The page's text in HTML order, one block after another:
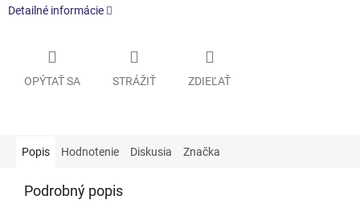
Detailné informácie
OPÝTAŤ SA STRÁŽIŤ ZDIEĽAŤ
Popis Hodnotenie Diskusia Značka
Podrobný popis